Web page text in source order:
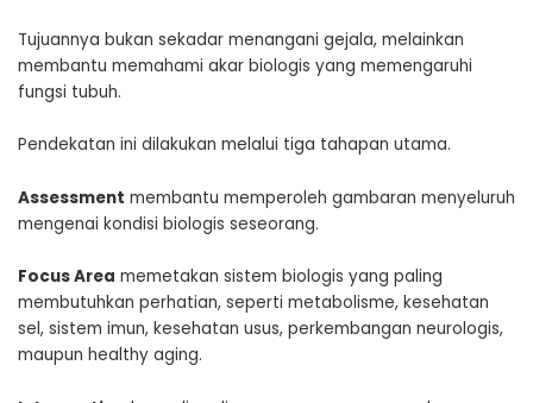
Tujuannya bukan sekadar menangani gejala, melainkan
membantu memahami akar biologis yang memengaruhi
fungsi tubuh.
Pendekatan ini dilakukan melalui tiga tahapan utama.
Assessment membantu memperoleh gambaran menyeluruh
mengenai kondisi biologis seseorang.
Focus Area memetakan sistem biologis yang paling
membutuhkan perhatian, seperti metabolisme, kesehatan
sel, sistem imun, kesehatan usus, perkembangan neurologis,
maupun healthy aging.